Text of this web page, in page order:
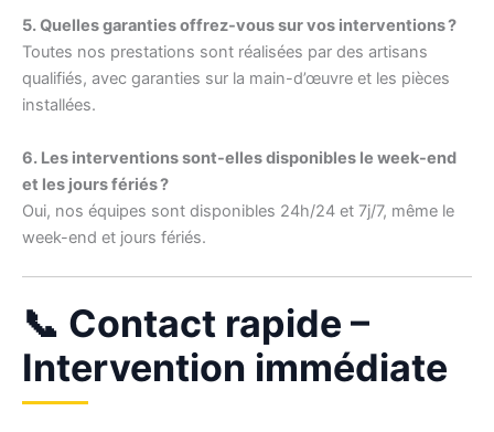
5. Quelles garanties offrez-vous sur vos interventions ?
Toutes nos prestations sont réalisées par des artisans
qualifiés, avec garanties sur la main-d’œuvre et les pièces
installées.
6. Les interventions sont-elles disponibles le week-end
et les jours fériés ?
Oui, nos équipes sont disponibles 24h/24 et 7j/7, même le
week-end et jours fériés.
📞 Contact rapide –
Intervention immédiate